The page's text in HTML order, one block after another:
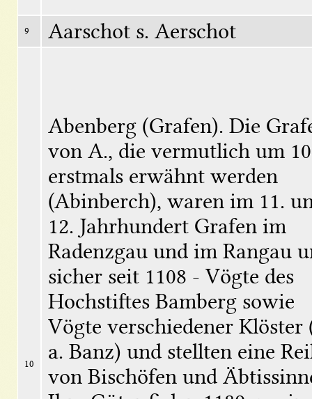
9 Aarschot s. Aerschot
10
Abenberg (Grafen). Die
von A., die vermutlich um
erstmals erwähnt werden
(Abinberch), waren im 11.
12. Jahrhundert Grafen im
Radenzgau und im Rangau
icher seit 1108 - Vögte des
Hochstiftes Bamberg sowie
Vögte verschiedener Klöster
a. Banz) und stellten eine
von Bischöfen und